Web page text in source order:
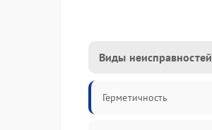
Виды неисправностей
Герметичность